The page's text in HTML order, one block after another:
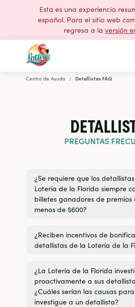
Esta es una experiencia
español. Para el sitio web
regresa a la versión
Lotería de la Florida
Centro de Ayuda Detallistas FAQ
PREGUNTAS
¿Se requiere que los
Lotería de la Florida siempre
billetes ganadores de premios
menos de $600?
¿Reciben incentivos de
detallistas de la Lotería de la
¿La Lotería de la Florida
proactivamente a sus
¿Cuáles serían las causas
investigue a un detallista?